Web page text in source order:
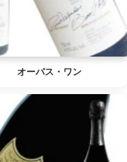
オーパス・ワン